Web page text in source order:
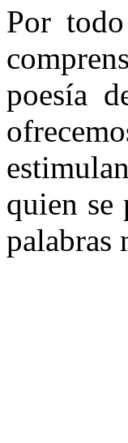
Por
poesía
quien se
palabras